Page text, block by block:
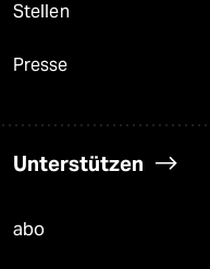
Stellen
Presse
Unterstützen
abo